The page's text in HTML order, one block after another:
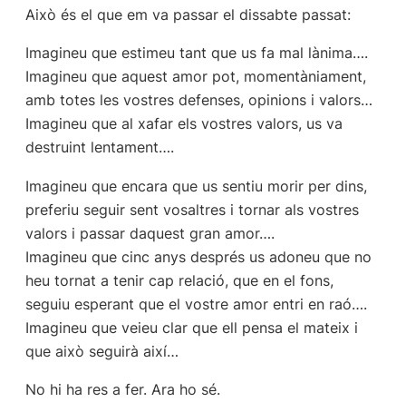
Això és el que em va passar el dissabte passat:
Imagineu que estimeu tant que us fa mal lànima….
Imagineu que aquest amor pot, momentàniament,
amb totes les vostres defenses, opinions i valors…
Imagineu que al xafar els vostres valors, us va
destruint lentament….
Imagineu que encara que us sentiu morir per dins,
preferiu seguir sent vosaltres i tornar als vostres
valors i passar daquest gran amor….
Imagineu que cinc anys després us adoneu que no
heu tornat a tenir cap relació, que en el fons,
seguiu esperant que el vostre amor entri en raó….
Imagineu que veieu clar que ell pensa el mateix i
que això seguirà així…
No hi ha res a fer. Ara ho sé.